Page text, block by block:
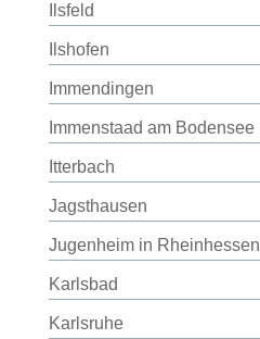
Ilsfeld
Ilshofen
Immendingen
Immenstaad am Bodensee
Itterbach
Jagsthausen
Jugenheim in Rheinhessen
Karlsbad
Karlsruhe